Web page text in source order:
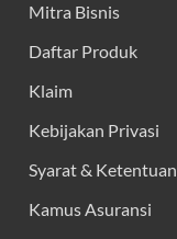
Mitra Bisnis
Daftar Produk
Klaim
Kebijakan Privasi
Syarat & Ketentuan
Kamus Asuransi